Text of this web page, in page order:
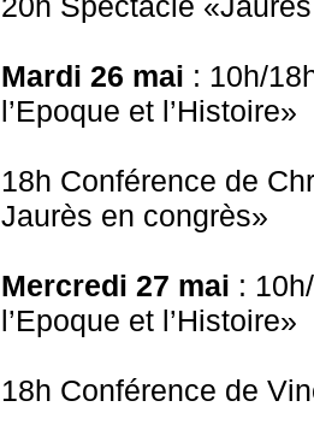
Mardi 26 mai : 10h/
l’Epoque et l’Histoire»
18h Conférence de
Jaurès en congrès»
Mercredi 27 mai :
l’Epoque et l’Histoire»
18h Conférence de